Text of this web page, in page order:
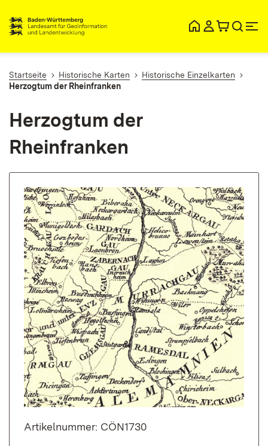
Startseite Historische Karten
Historische Einzelkarten
Herzogtum der Rheinfranken
Herzogtum der
Rheinfranken
Artikelnummer: CÖN1730